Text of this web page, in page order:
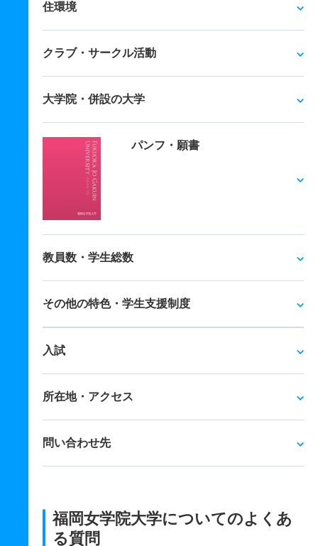
住環境
クラブ・サークル活動
大学院・併設の大学
パンフ・願書
教員数・学生総数
その他の特色・学生支援制度
入試
所在地・アクセス
問い合わせ先
福岡女学院大学についてのよくあ
る質問